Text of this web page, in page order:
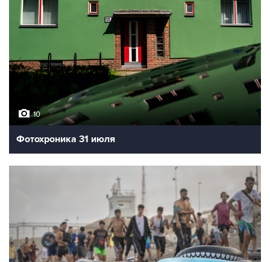
10
Фотохроника 31 июля